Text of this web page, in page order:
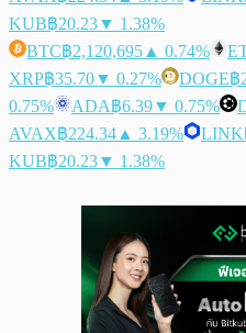
KUB฿20.23▼ 1.38%
BTC฿2,120,695 ▲ 0.74%
XRP฿35.70▼ 0.27% DOGE฿
0.75%
ADA฿6.39▼ 0.75%
AVAX฿224.34 ▲ 3.19% LINK
KUB฿20.23▼ 1.38%